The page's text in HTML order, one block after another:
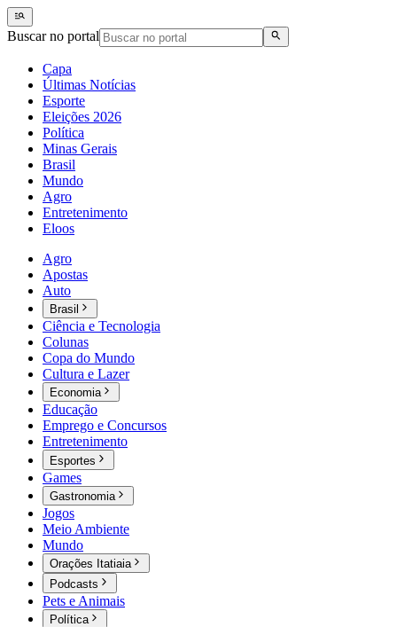
Buscar no portal
Capa
Últimas Notícias
Esporte
Eleições 2026
Política
Minas Gerais
Brasil
Mundo
Agro
Entretenimento
Eloos
Agro
Apostas
Auto
Brasil
Ciência e Tecnologia
Colunas
Copa do Mundo
Cultura e Lazer
Economia
Educação
Emprego e Concursos
Entretenimento
Esportes
Games
Gastronomia
Jogos
Meio Ambiente
Mundo
Orações Itatiaia
Podcasts
Pets e Animais
Política